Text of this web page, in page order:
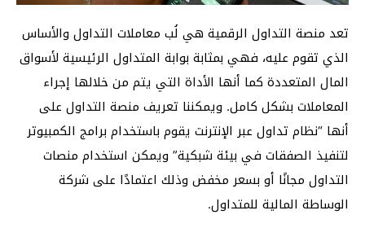
تعد منصة التداول الرقمية هي لُب معاملات التداول والأساس
الذي تقوم عليه، فهي بمثابة بوابة المتداول الرئيسية لأسواق
المال المتعددة كما أنها الأداة التي يتم من خلالها إجراء
المعاملات بشكل كامل. ويمكننا تعريف منصة التداول على
أنها “نظام تداول عبر الإنترنت يقوم باستخدام برامج الكمبيوتر
لتنفيذ الصفقات في بيئة شبكية” ويمكن استخدام منصات
التداول مجانًا أو بسعر مخفض وذلك اعتمادًا على شركة
الوساطة المالية للمتداول.